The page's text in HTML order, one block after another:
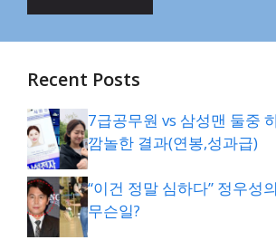
Recent Posts
7급공무원 vs 삼성맨 둘중
깜놀한 결과(연봉,성과급)
“이건 정말 심하다” 정우성
무슨일?